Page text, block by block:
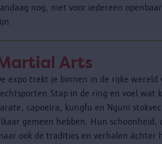
nog, niet voor iedereen
Arts
expo trekt je binnen in de rijke wereld
in de ring en voel wat
capoeira, kungfu en Nguni
gemeen hebben. Hun schoonheid,
ook de tradities en verhalen áchter